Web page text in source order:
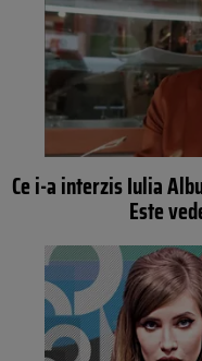
Ce i-a interzis Iulia
Este